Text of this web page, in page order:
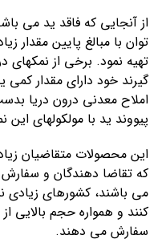
از آنجایی که فاقد ید می
توان با مبالغ پایین مقدار
تهیه نمود. برخی از نمکهای
گیرند خود دارای مقدار کمی
املاح معدنی درون دریا
پیووند ید با مولکولهای
این محصولات متقاضیان
که تقاضا دهندگان و
می باشند، کشورهای زیادی
کنند و همواره حجم بالایی از
سفارش می دهند.